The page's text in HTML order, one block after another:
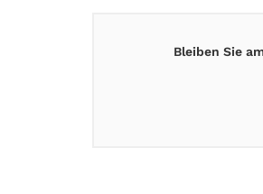
Bleiben Sie